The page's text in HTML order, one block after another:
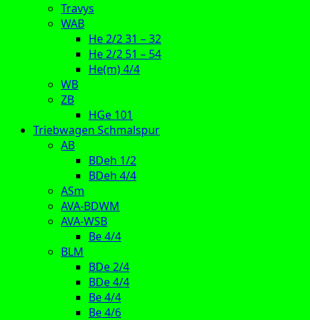
Travys
WAB
He 2/2 31 – 32
He 2/2 51 – 54
He(m) 4/4
WB
ZB
HGe 101
Triebwagen Schmalspur
AB
BDeh 1/2
BDeh 4/4
ASm
AVA-BDWM
AVA-WSB
Be 4/4
BLM
BDe 2/4
BDe 4/4
Be 4/4
Be 4/6